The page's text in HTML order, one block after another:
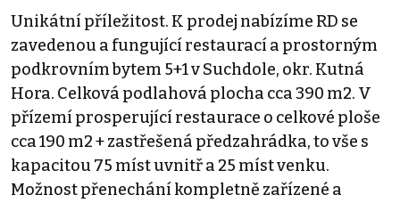
Unikátní příležitost. K prodej nabízíme RD se
zavedenou a fungující restaurací a prostorným
podkrovním bytem 5+1 v Suchdole, okr. Kutná
Hora. Celková podlahová plocha cca 390 m2. V
přízemí prosperující restaurace o celkové ploše
cca 190 m2 + zastřešená předzahrádka, to vše s
kapacitou 75 míst uvnitř a 25 míst venku.
Možnost přenechání kompletně zařízené a